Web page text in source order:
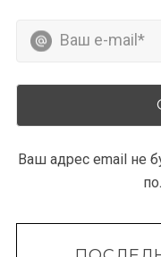
Ваш адрес email не
h
o
: